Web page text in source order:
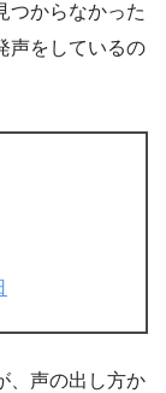
つからなかった
声をしているの
、声の出し方か